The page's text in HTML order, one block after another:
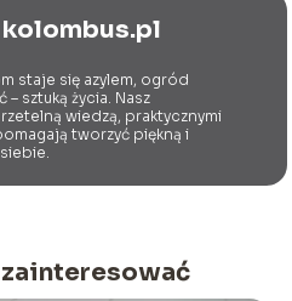
kolombus.pl
staje się azylem, ogród
sztuką życia. Nasz
wiedzą, praktycznymi
tworzyć piękną i